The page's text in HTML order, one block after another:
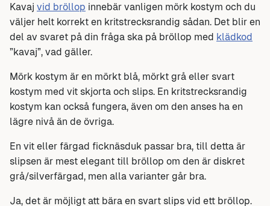
Kavaj vid bröllop innebär vanligen mörk kostym och du
väljer helt korrekt en kritstrecksrandig sådan. Det blir en
del av svaret på din fråga ska på bröllop med klädkod
”kavaj”, vad gäller.
Mörk kostym är en mörkt blå, mörkt grå eller svart
kostym med vit skjorta och slips. En kritstrecksrandig
kostym kan också fungera, även om den anses ha en
lägre nivå än de övriga.
En vit eller färgad ficknäsduk passar bra, till detta är
slipsen är mest elegant till bröllop om den är diskret
grå/silverfärgad, men alla varianter går bra.
Ja, det är möjligt att bära en svart slips vid ett bröllop.